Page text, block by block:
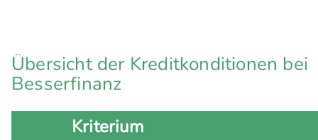
Übersicht der Kreditkonditionen bei
Besserfinanz
Kriterium